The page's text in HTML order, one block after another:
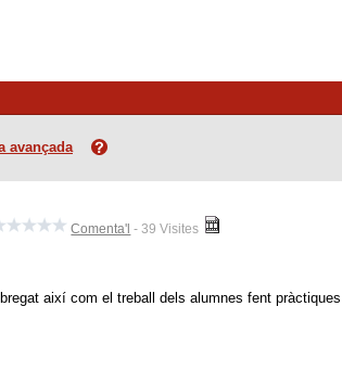
avançada
Comenta'l - 39 Visites
així com el treball dels alumnes fent